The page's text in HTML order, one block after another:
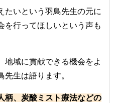
たいという羽鳥先生の元に
を行ってほしいという声も
地域に貢献できる機会をよ
先生は語ります。
柄、炭酸ミスト療法などの